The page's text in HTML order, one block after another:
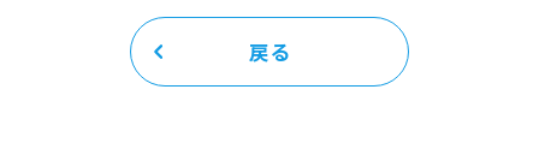
お問い合わせ先一覧
戻る